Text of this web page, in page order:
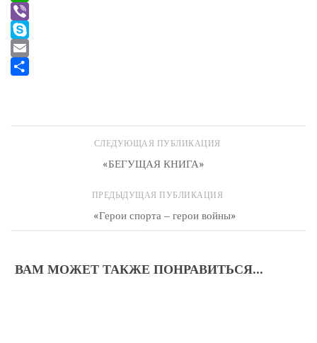
WhatsApp
Viber
Skype
Email
СЛЕДУЮЩАЯ ПУБЛИКАЦИЯ
«БЕГУЩАЯ КНИГА»
ПРЕДЫДУЩАЯ ПУБЛИКАЦИЯ
«Герои спорта – герои войны»
ВАМ МОЖЕТ ТАКЖЕ ПОНРАВИТЬСЯ...